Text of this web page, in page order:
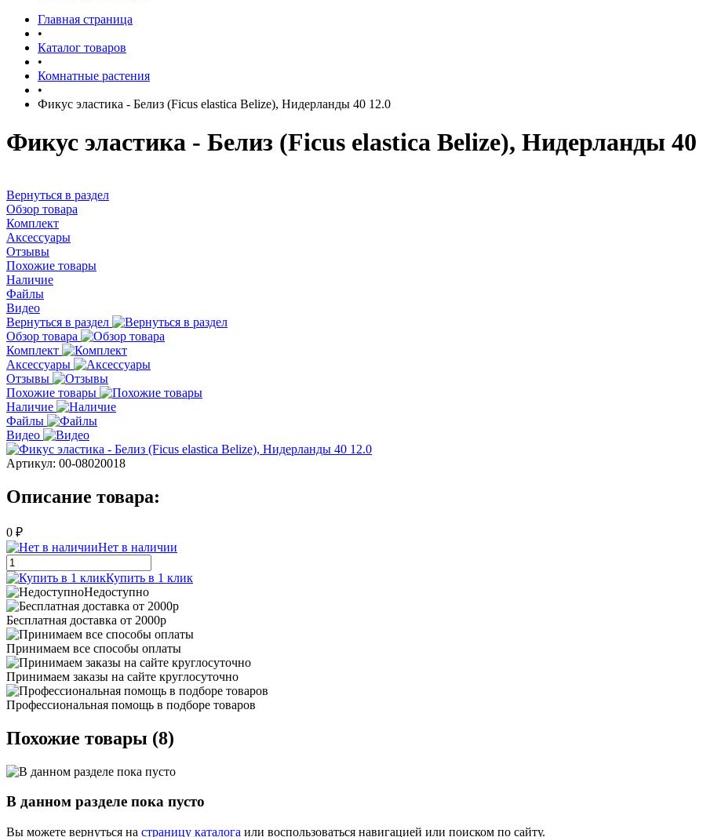
Главная страница
•
Каталог товаров
•
Комнатные растения
•
Фикус эластика - Белиз (Ficus elastica Belize), Нидерланды 40 12.0
Фикус эластика - Белиз (Ficus elastica Belize), Нидерланды 40
Вернуться в раздел
Обзор товара
Комплект
Аксессуары
Отзывы
Похожие товары
Наличие
Файлы
Видео
Вернуться в раздел
Обзор товара
Комплект
Аксессуары
Отзывы
Похожие товары
Наличие
Файлы
Видео
Артикул: 00-08020018
Описание товара:
0 ₽
Нет в наличии
Купить в 1 клик
Недоступно
Бесплатная доставка от 2000р
Принимаем все способы оплаты
Принимаем заказы на сайте круглосуточно
Профессиональная помощь в подборе товаров
Похожие товары (8)
В данном разделе пока пусто
Вы можете вернуться на страницу каталога или воспользоваться навигацией или поиском по сайту.